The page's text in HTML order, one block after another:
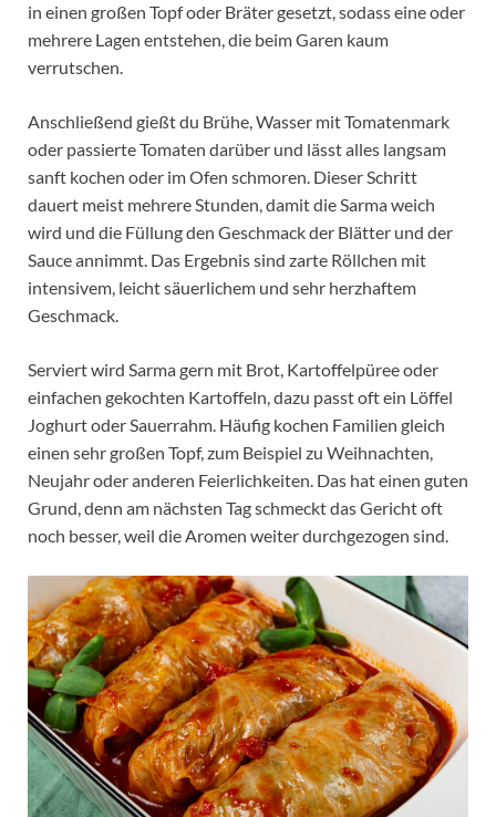
in einen großen Topf oder Bräter gesetzt, sodass eine oder
mehrere Lagen entstehen, die beim Garen kaum
verrutschen.
Anschließend gießt du Brühe, Wasser mit Tomatenmark
oder passierte Tomaten darüber und lässt alles langsam
sanft kochen oder im Ofen schmoren. Dieser Schritt
dauert meist mehrere Stunden, damit die Sarma weich
wird und die Füllung den Geschmack der Blätter und der
Sauce annimmt. Das Ergebnis sind zarte Röllchen mit
intensivem, leicht säuerlichem und sehr herzhaftem
Geschmack.
Serviert wird Sarma gern mit Brot, Kartoffelpüree oder
einfachen gekochten Kartoffeln, dazu passt oft ein Löffel
Joghurt oder Sauerrahm. Häufig kochen Familien gleich
einen sehr großen Topf, zum Beispiel zu Weihnachten,
Neujahr oder anderen Feierlichkeiten. Das hat einen guten
Grund, denn am nächsten Tag schmeckt das Gericht oft
noch besser, weil die Aromen weiter durchgezogen sind.